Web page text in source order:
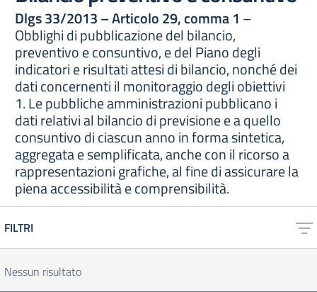
Dlgs 33/2013 – Articolo 29, comma 1 –
Obblighi di pubblicazione del bilancio,
preventivo e consuntivo, e del Piano degli
indicatori e risultati attesi di bilancio, nonché dei
dati concernenti il monitoraggio degli obiettivi
1. Le pubbliche amministrazioni pubblicano i
dati relativi al bilancio di previsione e a quello
consuntivo di ciascun anno in forma sintetica,
aggregata e semplificata, anche con il ricorso a
rappresentazioni grafiche, al fine di assicurare la
piena accessibilità e comprensibilità.
FILTRI
Nessun risultato